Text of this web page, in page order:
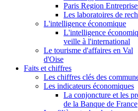
Paris Region
Les laboratoires de
L'intelligence économique
L'intelligence
veille à l'international
Le tourisme d'affaires en Val
d'Oise
Faits et chiffres
Les chiffres clés des
Les indicateurs économiques
La conjoncture et les
de la Banque de France